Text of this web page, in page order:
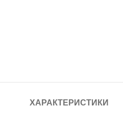
ХАРАКТЕРИСТИКИ